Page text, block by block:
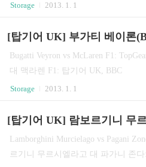
Storage
2013. 1. 1
Bugatti Veyron vs McLaren F1:
대 맥라렌 F1: 탑기어 UK, BBC
Storage
2013. 1. 1
Lamborghini Murcielago vs Pagani
르기니 무르시엘라고 대 파가니 존